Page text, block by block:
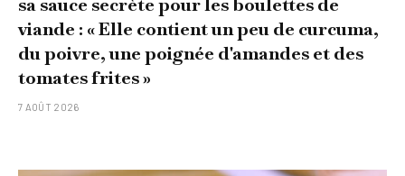
sa sauce secrète pour les boulettes de
viande : « Elle contient un peu de curcuma,
du poivre, une poignée d'amandes et des
tomates frites »
7 AOÛT 2026